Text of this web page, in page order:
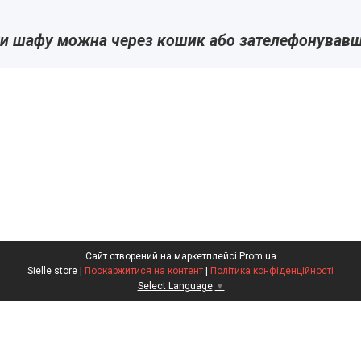
шафу можна через кошик або
Сайт створений на маркетплейсі Prom.ua
Поскаржитися на контент
Політика конфіденційності
Select Language ▼